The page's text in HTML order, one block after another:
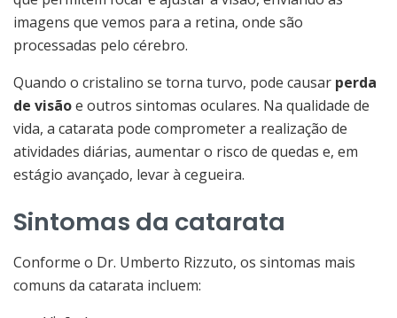
imagens que vemos para a retina, onde são
processadas pelo cérebro.
Quando o cristalino se torna turvo, pode causar perda
de visãoe outros sintomas oculares. Na qualidade de
vida, a catarata pode comprometer a realização de
atividades diárias, aumentar o risco de quedas e, em
estágio avançado, levar à cegueira.
Sintomas da catarata
Conforme o Dr. Umberto Rizzuto, os sintomas mais
comuns da catarata incluem: